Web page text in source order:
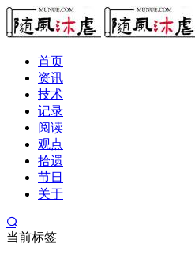
首页
资讯
技术
记录
阅读
观点
拾遗
节日
关于
当前标签